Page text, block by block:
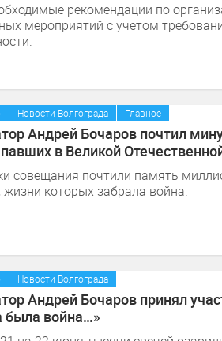
рекомендации по
мероприятий с учетом
Новости Волгограда Главное
Андрей Бочаров почтил
в Великой
совещания почтили память
жизни которых забрала война.
Новости Волгограда
Андрей Бочаров принял
была война…»